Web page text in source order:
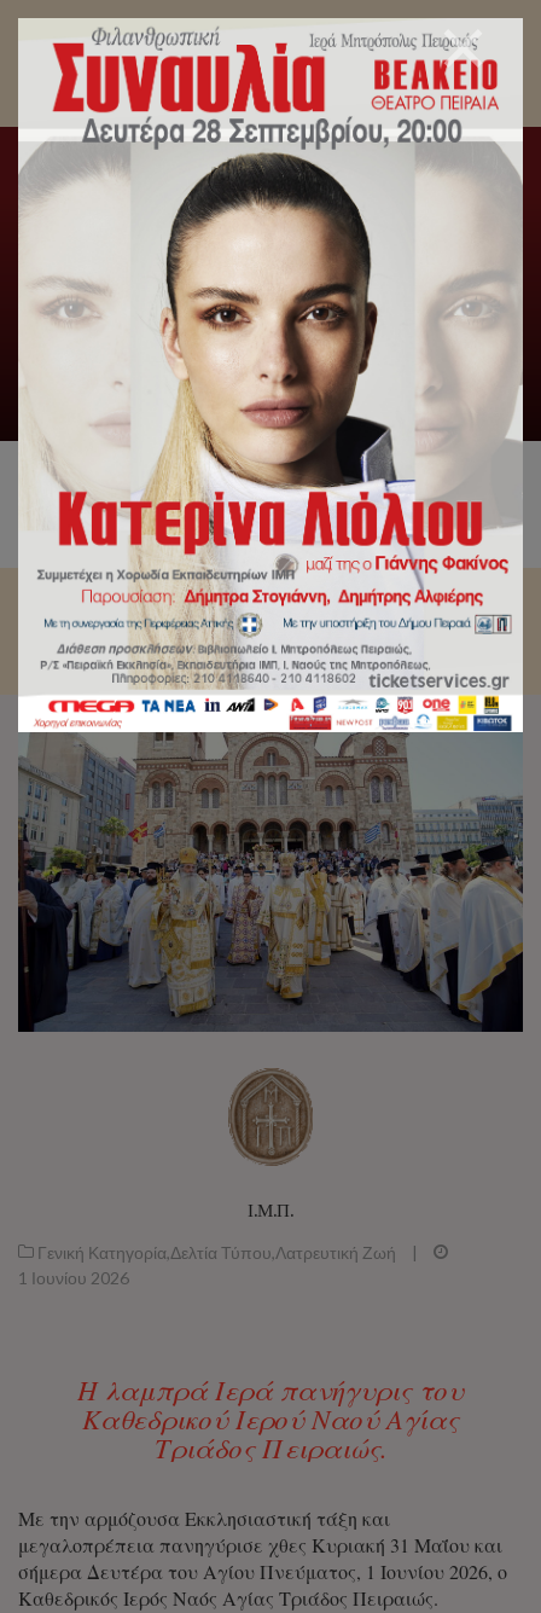
Μητροπολίτης Πειραιώς: Το Πανάγιο Πνεύμα
μένει μέσα στην Εκκλησία και θα μένει ως
Παράκλητος έως το τέλος της ιστορίας και πέραν
αυτής.
Αρχική Γενική Κατηγορία,Δελτία Τύπου ,Λατρευτική
Ζωή /
Μητροπολίτης Πειραιώς: Το Πανάγιο Πνεύμα μένει
μέσα στην Εκκλησία και θα μένει ως Παράκλητος έως το τέλος
της ιστορίας και πέραν αυτής.
Ι.Μ.Π.
Γενική Κατηγορία,Δελτία Τύπου,Λατρευτική Ζωή
|
1 Ιουνίου 2026
Η λαμπρά Ιερά πανήγυρις του
Καθεδρικού Ιερού Ναού Αγίας
Τριάδος Πειραιώς.
Με την αρμόζουσα Εκκλησιαστική τάξη και
μεγαλοπρέπεια πανηγύρισε χθες Κυριακή 31 Μαΐου και
σήμερα Δευτέρα του Αγίου Πνεύματος, 1 Ιουνίου 2026, ο
Καθεδρικός Ιερός Ναός Αγίας Τριάδος Πειραιώς.